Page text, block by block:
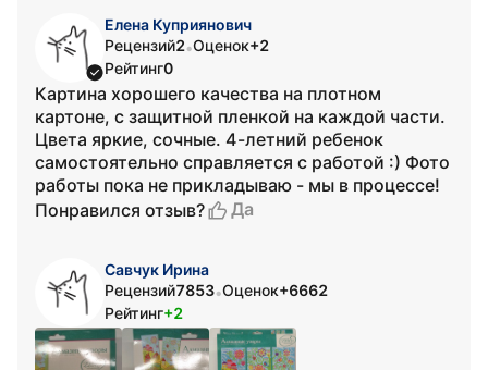
Елена Куприянович
Рецензий2•Оценок+2
Рейтинг0
Картина хорошего качества на плотном
картоне, с защитной пленкой на каждой части.
Цвета яркие, сочные. 4-летний ребенок
самостоятельно справляется с работой :) Фото
работы пока не прикладываю - мы в процессе!
Понравился отзыв?
Да
Савчук Ирина
Рецензий7853•Оценок+6662
Рейтинг+2